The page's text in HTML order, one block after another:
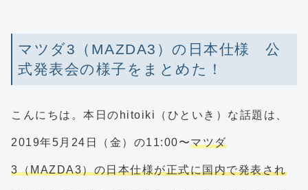
マツダ3（MAZDA3）の日本仕様 公
式発表会の様子をまとめた！
こんにちは。本日のhitoiki（ひといき）な話題は、
2019年5月24日（金）の11:00〜マツダ
3（MAZDA3）の日本仕様が正式に国内で発表され